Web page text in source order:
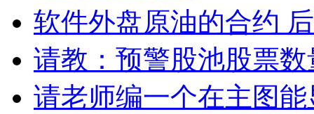
软件外盘原油的合约
请教：预警股池股票
请老师编一个在主图